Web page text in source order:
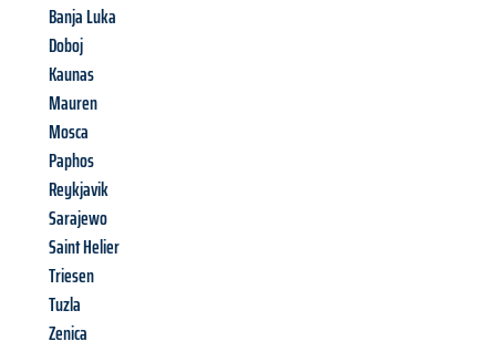
Banja Luka
Doboj
Kaunas
Mauren
Mosca
Paphos
Reykjavik
Sarajewo
Saint Helier
Triesen
Tuzla
Zenica